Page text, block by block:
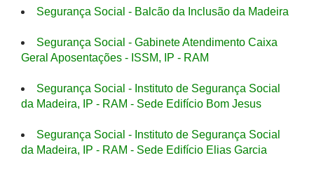
Segurança Social - Balcão da Inclusão da Madeira
Segurança Social - Gabinete Atendimento Caixa
Geral Aposentações - ISSM, IP - RAM
Segurança Social - Instituto de Segurança Social
da Madeira, IP - RAM - Sede Edifício Bom Jesus
Segurança Social - Instituto de Segurança Social
da Madeira, IP - RAM - Sede Edifício Elias Garcia